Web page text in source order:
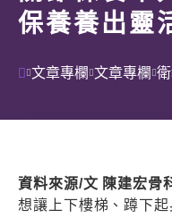
聯絡我們
保養養出靈
文章專欄 文章專欄
資料來源/文 陳建宏骨
想讓上下樓梯、蹲下